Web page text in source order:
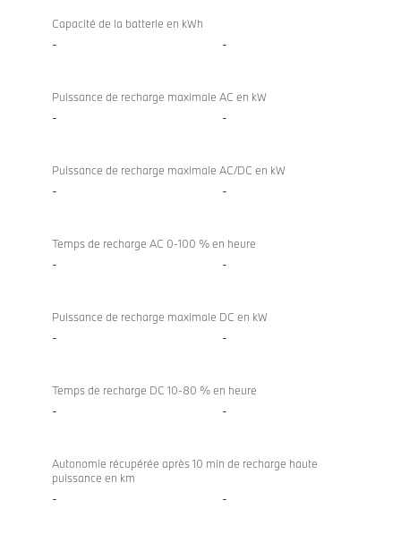
recharge
Capacité de la batterie en kWh
- -
Puissance de recharge maximale AC en kW
- -
Puissance de recharge maximale AC/DC en kW
- -
Temps de recharge AC 0-100 % en heure
- -
Puissance de recharge maximale DC en kW
- -
Temps de recharge DC 10-80 % en heure
- -
Autonomie récupérée après 10 min de recharge haute
puissance en km
- -